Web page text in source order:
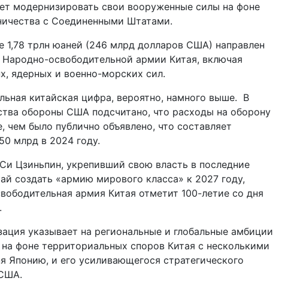
модернизировать свои вооруженные силы на фоне
с Соединенными Штатами.
1,78 трлн юаней (246 млрд долларов США) направлен
освободительной армии Китая, включая
ядерных и военно-морских сил.
китайская цифра, вероятно, намного выше. В
обороны США подсчитано, что расходы на оборону
чем было публично объявлено, что составляет
млрд в 2024 году.
Цзиньпин, укрепивший свою власть в последние
создать «армию мирового класса» к 2027 году,
армия Китая отметит 100-летие со дня
указывает на региональные и глобальные амбиции
фоне территориальных споров Китая с несколькими
Японию, и его усиливающегося стратегического